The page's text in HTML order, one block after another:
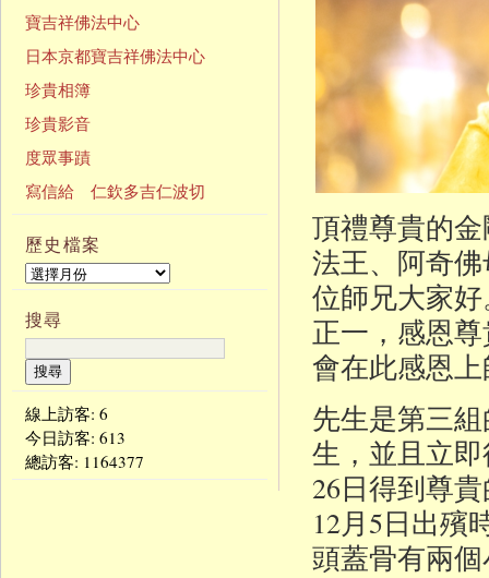
頂禮尊貴的
法王、阿奇
位師兄大家
正一，感恩
會在此感恩
先生是第三
生，並且立
26日得到尊
12月5日出殯
頭蓋骨有兩
寶吉祥佛法中心
日本京都寶吉祥佛法中心
珍貴相簿
珍貴影音
度眾事蹟
寫信給 仁欽多吉仁波切
歷史檔案
搜尋
線上訪客: 6
今日訪客: 613
總訪客: 1164377